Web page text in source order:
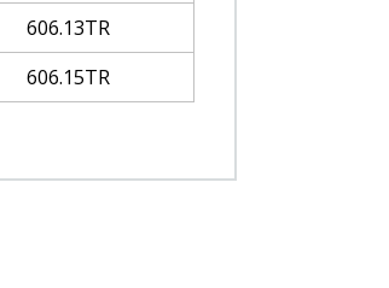
606.13TR
606.15TR